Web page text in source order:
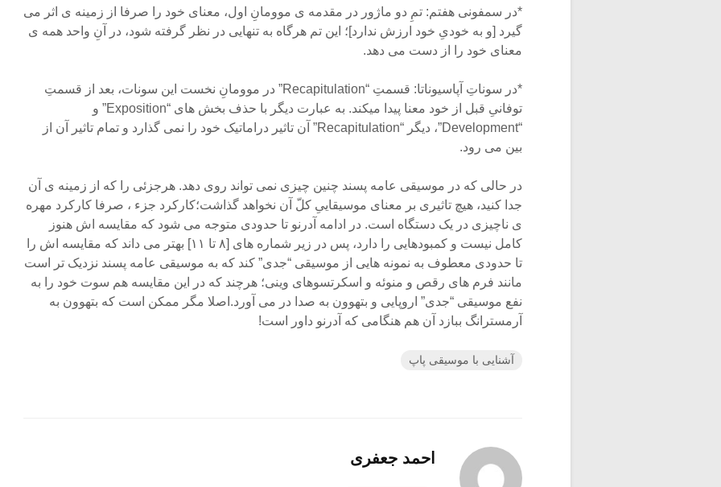
*در سمفونی هفتم: تمِ دو ماژور در مقدمه ی موومانِ اول، معنای خود را صرفا از زمینه ی اثر می
گیرد [و به خودیِ خود ارزش ندارد]؛ این تم هرگاه به تنهایی در نظر گرفته شود، در آنِ واحد همه ی
معنای خود را از دست می دهد.
*در سوناتِ آپاسیوناتا: قسمتِ “Recapitulation” در موومانِ نخست این سونات، بعد از قسمتِ
توفانیِ قبل از خود معنا پیدا میکند. به عبارت دیگر با حذف بخش های “Exposition” و
“Development”، دیگر “Recapitulation” آن تاثیر دراماتیک خود را نمی گذارد و تمام تاثیر آن از
بین می رود.
در حالی که در موسیقی عامه پسند چنین چیزی نمی تواند روی دهد. هرجزئی را که از زمینه ی آن
جدا کنید، هیچ تاثیری بر معنای موسیقاییِ کلّ آن نخواهد گذاشت؛کارکرد جزء ، صرفا کارکرد مهره
ی ناچیزی در یک دستگاه است. در ادامه آدرنو تا حدودی متوجه می شود که مقایسه اش هنوز
کامل نیست و کمبودهایی را دارد، پس در زیر شماره های [۸ تا ۱۱] بهتر می داند که مقایسه اش را
تا حدودی معطوف به نمونه هایی از موسیقی “جدی” کند که به موسیقی عامه پسند نزدیک تر است
مانند فرم های رقص و منوئه و اسکرتسوهای وینی؛ هرچند که در این مقایسه هم سوت خود را به
نفع موسیقی “جدی” اروپایی و بتهوون به صدا در می آورد.اصلا مگر ممکن است که بتهوون به
آرمسترانگ ببازد آن هم هنگامی که آدرنو داور است!
آشنایی با موسیقی پاپ
احمد جعفری